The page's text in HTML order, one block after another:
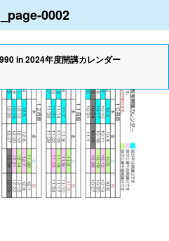
0002
in2024年度開講カレンダー